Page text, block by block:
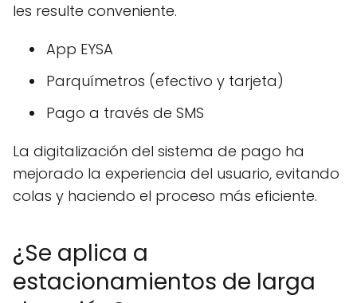
les resulte conveniente.
App EYSA
Parquímetros (efectivo y tarjeta)
Pago a través de SMS
La digitalización del sistema de pago ha
mejorado la experiencia del usuario, evitando
colas y haciendo el proceso más eficiente.
¿Se aplica a
estacionamientos de larga